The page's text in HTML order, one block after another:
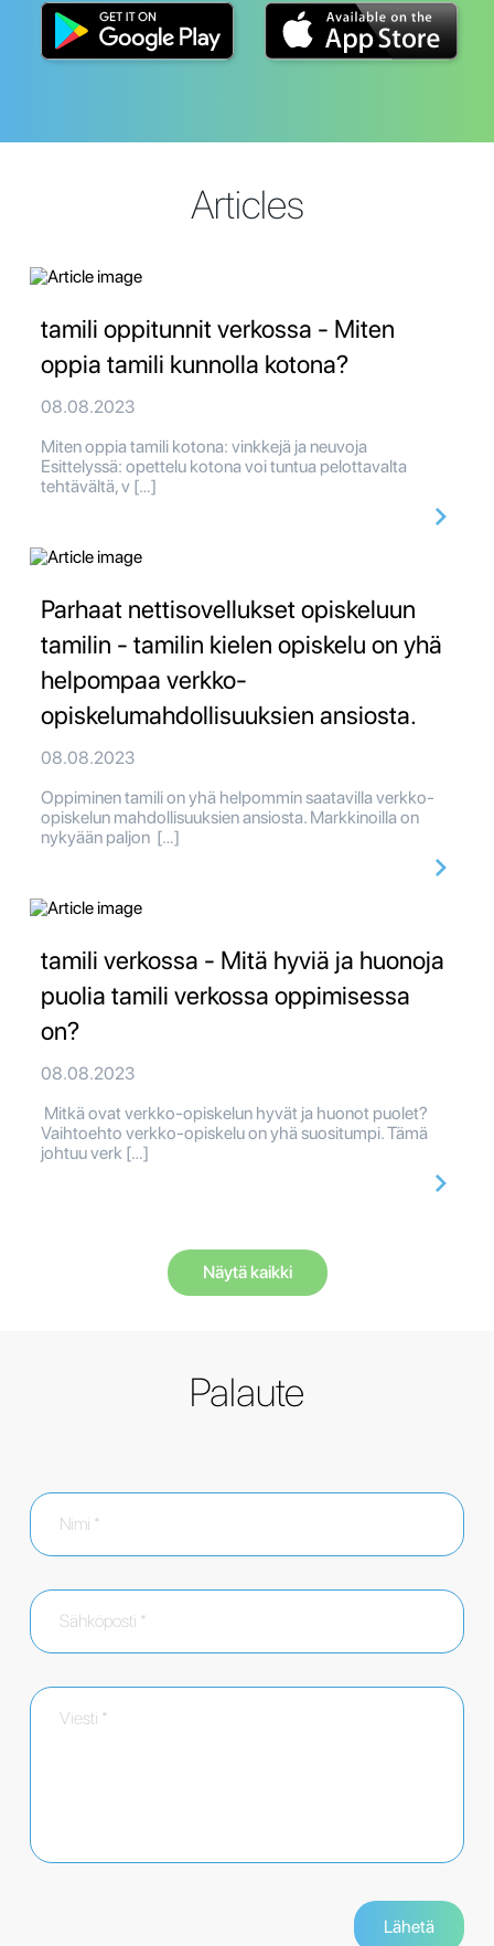
Articles
tamili oppitunnit verkossa - Miten
oppia tamili kunnolla kotona?
08.08.2023
Miten oppia tamili kotona: vinkkejä ja neuvoja
Esittelyssä: opettelu kotona voi tuntua pelottavalta
tehtävältä, v […]
Parhaat nettisovellukset opiskeluun
tamilin - tamilin kielen opiskelu on yhä
helpompaa verkko-
opiskelumahdollisuuksien ansiosta.
08.08.2023
Oppiminen tamili on yhä helpommin saatavilla verkko-
opiskelun mahdollisuuksien ansiosta. Markkinoilla on
nykyään paljon […]
tamili verkossa - Mitä hyviä ja huonoja
puolia tamili verkossa oppimisessa
on?
08.08.2023
Mitkä ovat verkko-opiskelun hyvät ja huonot puolet?
Vaihtoehto verkko-opiskelu on yhä suositumpi. Tämä
johtuu verk […]
Näytä kaikki
Palaute